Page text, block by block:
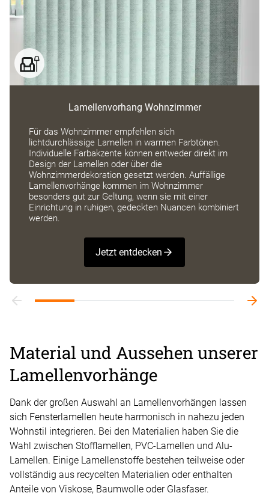
Lamellenvorhang Wohnzimmer
Für das Wohnzimmer empfehlen sich
lichtdurchlässige Lamellen in warmen Farbtönen.
Individuelle Farbakzente können entweder direkt im
Design der Lamellen oder über die
Wohnzimmerdekoration gesetzt werden. Auffällige
Lamellenvorhänge kommen im Wohnzimmer
besonders gut zur Geltung, wenn sie mit einer
Einrichtung in ruhigen, gedeckten Nuancen kombiniert
werden.
Jetzt entdecken
Material und Aussehen unserer
Lamellenvorhänge
Dank der großen Auswahl an Lamellenvorhängen lassen
sich Fensterlamellen heute harmonisch in nahezu jeden
Wohnstil integrieren. Bei den Materialien haben Sie die
Wahl zwischen Stofflamellen, PVC-Lamellen und Alu-
Lamellen. Einige Lamellenstoffe bestehen teilweise oder
vollständig aus recycelten Materialien oder enthalten
Anteile von Viskose, Baumwolle oder Glasfaser.